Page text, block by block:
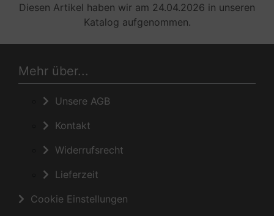
Diesen Artikel haben wir am 24.04.2026 in unseren
Katalog aufgenommen.
Mehr über...
Unsere AGB
Kontakt
Widerrufsrecht
Lieferzeit
Cookie Einstellungen